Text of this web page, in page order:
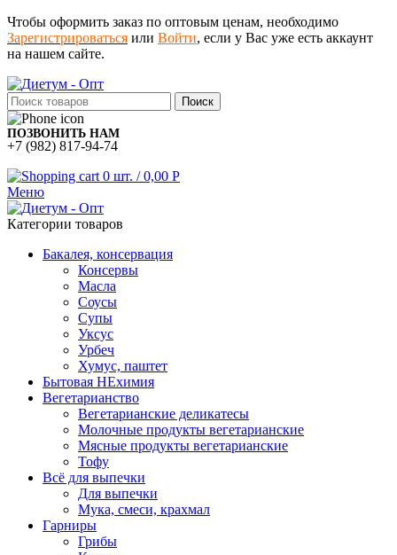
Чтобы оформить заказ по оптовым ценам, необходимо
Зарегистрироваться или Войти, если у Вас уже есть аккаунт
на нашем сайте.
Поиск
ПОЗВОНИТЬ НАМ
+7 (982) 817-94-74
0 шт. / 0,00 Р
Меню
Категории товаров
Бакалея, консервация
Консервы
Масла
Соусы
Супы
Уксус
Урбеч
Хумус, паштет
Бытовая НЕхимия
Вегетарианство
Вегетарианские деликатесы
Молочные продукты вегетарианские
Мясные продукты вегетарианские
Тофу
Всё для выпечки
Для выпечки
Мука, смеси, крахмал
Гарниры
Грибы